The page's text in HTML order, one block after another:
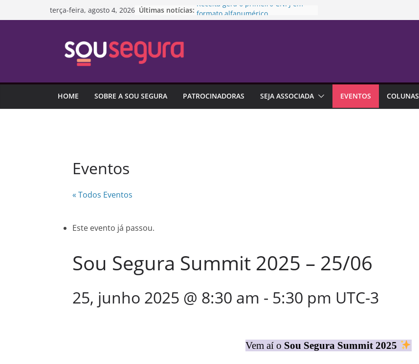
para
terça-feira, agosto 4, 2026 Últimas notícias: Receita gera o primeiro CNPJ em
formato alfanumérico
setor de seguros passa pela
periferia
Mercado reduz pela 5ª semana
HOME SOBRE A SOU SEGURA PATROCINADORAS SEJA ASSOCIADA EVENTOS COLUNAS
Eventos
« Todos Eventos
Este evento já passou.
Sou Segura Summit 2025 – 25/06
25, junho 2025 @ 8:30 am - 5:30 pm UTC-3
Vem aí o Sou Segura Summit 2025